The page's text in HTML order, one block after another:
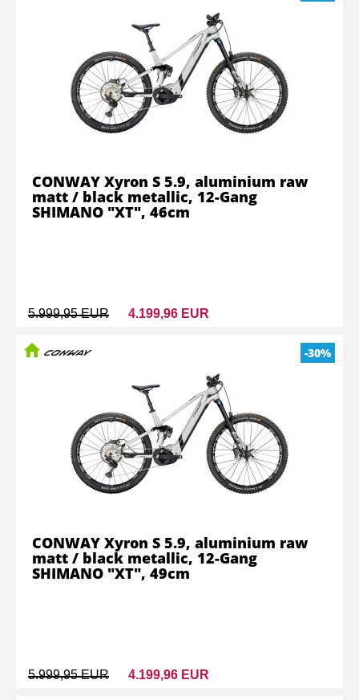
5.999,95 EUR 4.199,96 EUR
CONWAY Xyron S 5.9, aluminium raw
matt / black metallic, 12-Gang
SHIMANO "XT", 46cm
-30%
5.999,95 EUR 4.199,96 EUR
CONWAY Xyron S 5.9, aluminium raw
matt / black metallic, 12-Gang
SHIMANO "XT", 49cm